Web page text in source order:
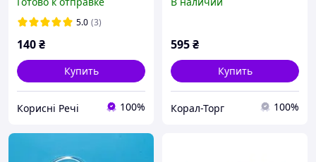
увеличивающая стелька
s 1см
5.0 (3)
140₴
Купить
Корисні Речі 100%
595₴
Купить
Корал-Торг 100%